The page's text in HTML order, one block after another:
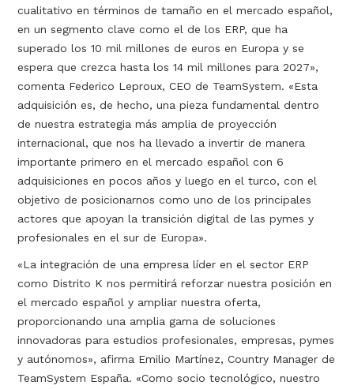
cualitativo en términos de tamaño en el mercado español,
en un segmento clave como el de los ERP, que ha
superado los 10 mil millones de euros en Europa y se
espera que crezca hasta los 14 mil millones para 2027»,
comenta Federico Leproux, CEO de TeamSystem. «Esta
adquisición es, de hecho, una pieza fundamental dentro
de nuestra estrategia más amplia de proyección
internacional, que nos ha llevado a invertir de manera
importante primero en el mercado español con 6
adquisiciones en pocos años y luego en el turco, con el
objetivo de posicionarnos como uno de los principales
actores que apoyan la transición digital de las pymes y
profesionales en el sur de Europa».
«La integración de una empresa líder en el sector ERP
como Distrito K nos permitirá reforzar nuestra posición en
el mercado español y ampliar nuestra oferta,
proporcionando una amplia gama de soluciones
innovadoras para estudios profesionales, empresas, pymes
y autónomos», afirma Emilio Martínez, Country Manager de
TeamSystem España. «Como socio tecnológico, nuestro